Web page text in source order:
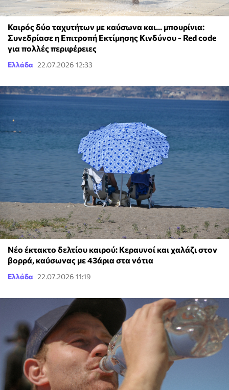
Καιρός δύο ταχυτήτων με καύσωνα και... μπουρίνια:
Συνεδρίασε η Επιτροπή Εκτίμησης Κινδύνου - Red code
για πολλές περιφέρειες
Ελλάδα 22.07.2026 12:33
Νέο έκτακτο δελτίου καιρού: Κεραυνοί και χαλάζι στον
βορρά, καύσωνας με 43άρια στα νότια
Ελλάδα 22.07.2026 11:19